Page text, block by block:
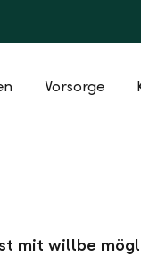
Vorsorge
mit willbe